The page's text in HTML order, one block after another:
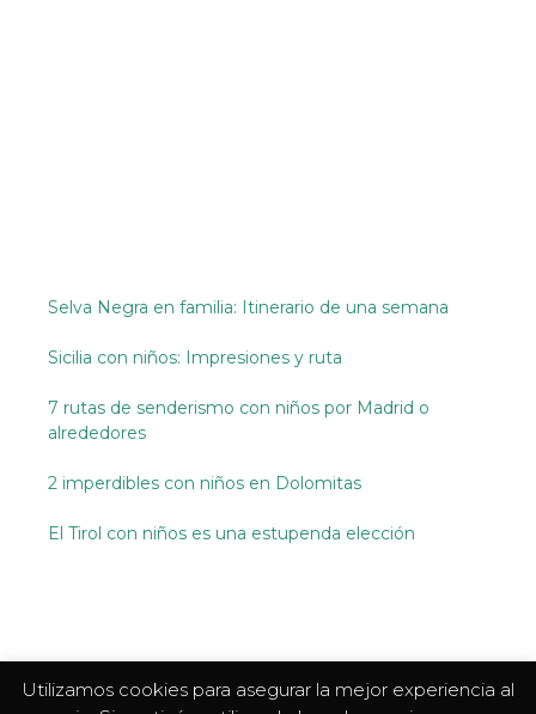
Selva Negra en familia: Itinerario de una semana
Sicilia con niños: Impresiones y ruta
7 rutas de senderismo con niños por Madrid o
alrededores
2 imperdibles con niños en Dolomitas
El Tirol con niños es una estupenda elección
Utilizamos cookies para asegurar la mejor experiencia al